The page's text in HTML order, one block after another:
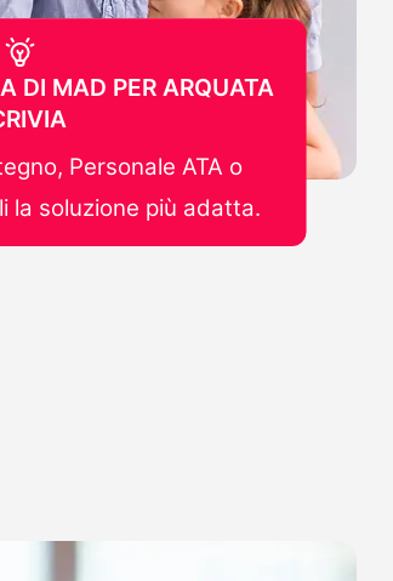
DI MAD PER ARQUATA
Personale ATA o
la soluzione più adatta.